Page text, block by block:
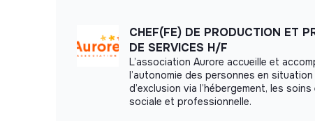
CHEF(FE) DE PRODUCTION ET
DE SERVICES H/F
L’association Aurore accueille et
l’autonomie des personnes en
d’exclusion via l’hébergement, les soins
sociale et professionnelle.